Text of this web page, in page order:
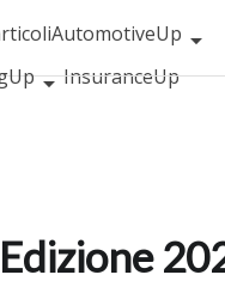
AutomotiveUp
InsuranceUp